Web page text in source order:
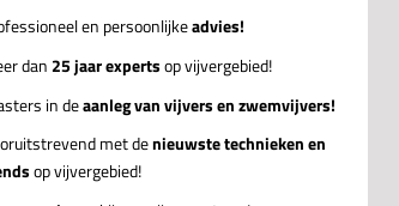
en persoonlijkeadvies!
dan25 jaar expertsop vijvergebied!
in deaanleg van vijvers en zwemvijvers!
met denieuwste technieken en
op vijvergebied!